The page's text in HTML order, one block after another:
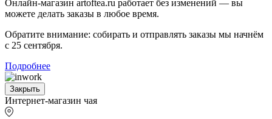
Онлайн-магазин artoftea.ru работает без изменений — вы
можете делать заказы в любое время.
Обратите внимание: собирать и отправлять заказы мы начнём
с 25 сентября.
Подробнее
Закрыть
Интернет-магазин чая